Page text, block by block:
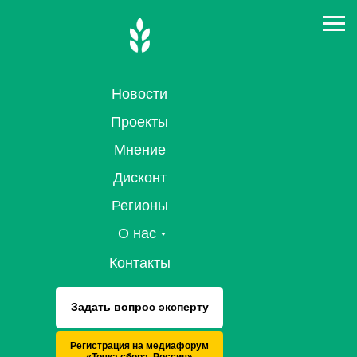
Новости
Проекты
Мнение
Дисконт
Регионы
О нас
Контакты
Задать вопрос эксперту
Регистрация на медиафорум